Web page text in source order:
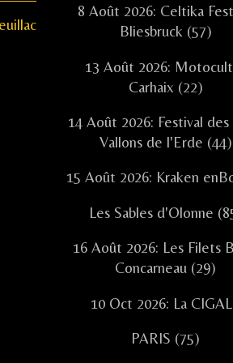
8 Août 2026: Celtika
Bliesbruck (57)
13 Août 2026:
Carhaix (22)
14 Août 2026: Festival des
Vallons de l'Erde (44)
15 Août 2026: Kraken
Les Sables d'Olonne
16 Août 2026: Les Filets
Concarneau (29)
10 Oct 2026: La
PARIS (75)